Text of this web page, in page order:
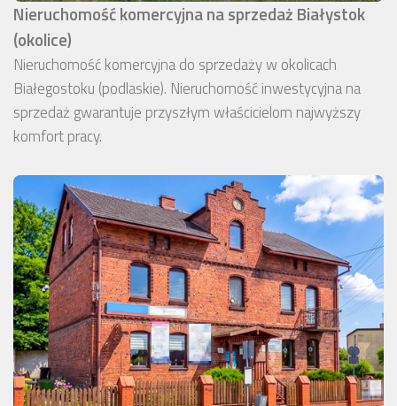
Nieruchomość komercyjna na sprzedaż Białystok
(okolice)
Nieruchomość komercyjna do sprzedaży w okolicach
Białegostoku (podlaskie). Nieruchomość inwestycyjna na
sprzedaż gwarantuje przyszłym właścicielom najwyższy
komfort pracy.